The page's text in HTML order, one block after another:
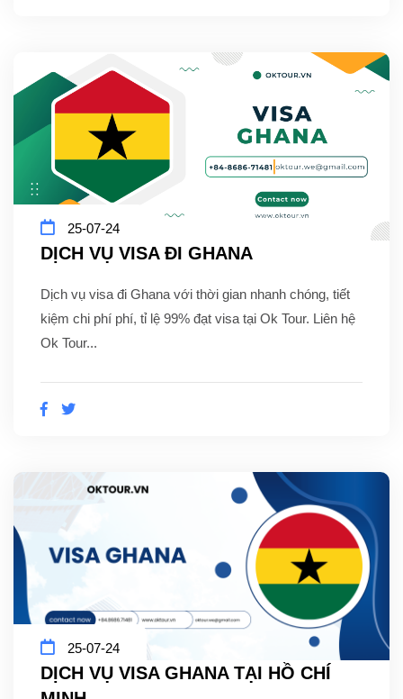
25-07-24
DỊCH VỤ VISA ĐI GHANA
Dịch vụ visa đi Ghana với thời gian nhanh chóng, tiết
kiệm chi phí phí, tỉ lệ 99% đạt visa tại Ok Tour. Liên hệ
Ok Tour...
25-07-24
DỊCH VỤ VISA GHANA TẠI HỒ CHÍ